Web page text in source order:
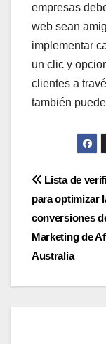
empresas
web sean
implementar
un clic y
clientes a
también
Post
Lista de
para optimizar
conversiones
Marketing de
Australia